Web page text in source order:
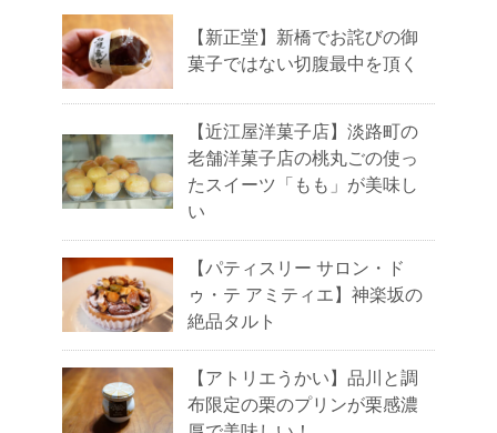
【新正堂】新橋でお詫びの御
菓子ではない切腹最中を頂く
【近江屋洋菓子店】淡路町の
老舗洋菓子店の桃丸ごの使っ
たスイーツ「もも」が美味し
い
【パティスリー サロン・ド
ゥ・テ アミティエ】神楽坂の
絶品タルト
【アトリエうかい】品川と調
布限定の栗のプリンが栗感濃